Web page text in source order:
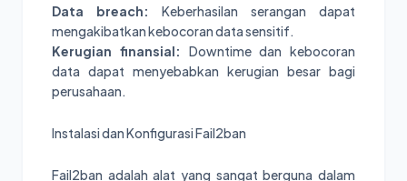
Data breach:
Keberhasilan serangan dapat
mengakibatkan kebocoran data sensitif.
Kerugian finansial: Downtime dan kebocoran
data dapat menyebabkan kerugian besar bagi
perusahaan.
Instalasi dan Konfigurasi Fail2ban
Fail2ban adalah alat yang sangat berguna dalam